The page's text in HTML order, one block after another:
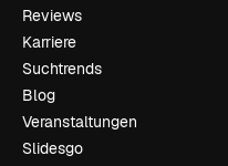
Reviews
Karriere
Suchtrends
Blog
Veranstaltungen
Slidesgo